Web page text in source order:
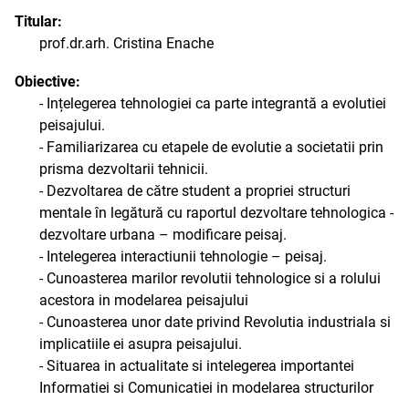
Titular:
prof.dr.arh. Cristina Enache
Obiective:
- Ințelegerea tehnologiei ca parte integrantă a evolutiei
peisajului.
- Familiarizarea cu etapele de evolutie a societatii prin
prisma dezvoltarii tehnicii.
- Dezvoltarea de către student a propriei structuri
mentale în legătură cu raportul dezvoltare tehnologica -
dezvoltare urbana – modificare peisaj.
- Intelegerea interactiunii tehnologie – peisaj.
- Cunoasterea marilor revolutii tehnologice si a rolului
acestora in modelarea peisajului
- Cunoasterea unor date privind Revolutia industriala si
implicatiile ei asupra peisajului.
- Situarea in actualitate si intelegerea importantei
Informatiei si Comunicatiei in modelarea structurilor